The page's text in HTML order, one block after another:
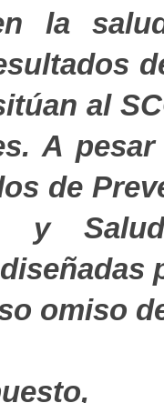
la
al
A
de
y
omiso